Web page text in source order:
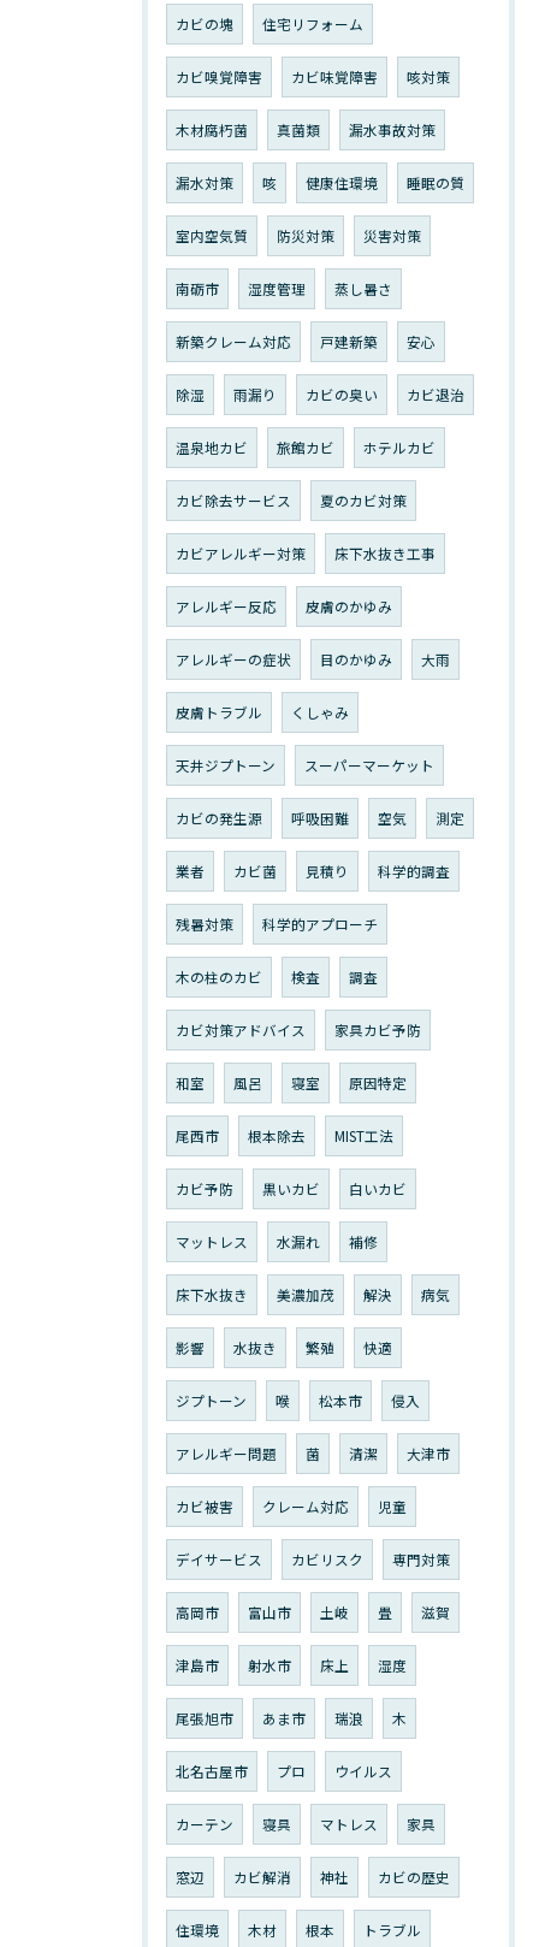
カビの塊 住宅リフォーム
カビ嗅覚障害 カビ味覚障害 咳対策
木材腐朽菌 真菌類 漏水事故対策
漏水対策 咳 健康住環境 睡眠の質
室内空気質 防災対策 災害対策
南砺市 湿度管理 蒸し暑さ
新築クレーム対応 戸建新築 安心
除湿 雨漏り カビの臭い カビ退治
温泉地カビ 旅館カビ ホテルカビ
カビ除去サービス 夏のカビ対策
カビアレルギー対策 床下水抜き工事
アレルギー反応 皮膚のかゆみ
アレルギーの症状 目のかゆみ 大雨
皮膚トラブル くしゃみ
天井ジプトーン スーパーマーケット
カビの発生源 呼吸困難 空気 測定
業者 カビ菌 見積り 科学的調査
残暑対策 科学的アプローチ
木の柱のカビ 検査 調査
カビ対策アドバイス 家具カビ予防
和室 風呂 寝室 原因特定
尾西市 根本除去 MIST工法
カビ予防 黒いカビ 白いカビ
マットレス 水漏れ 補修
床下水抜き 美濃加茂 解決 病気
影響 水抜き 繁殖 快適
ジプトーン 喉 松本市 侵入
アレルギー問題 菌 清潔 大津市
カビ被害 クレーム対応 児童
デイサービス カビリスク 専門対策
高岡市 富山市 土岐 畳 滋賀
津島市 射水市 床上 湿度
尾張旭市 あま市 瑞浪 木
北名古屋市 プロ ウイルス
カーテン 寝具 マトレス 家具
窓辺 カビ解消 神社 カビの歴史
住環境 木材 根本 トラブル